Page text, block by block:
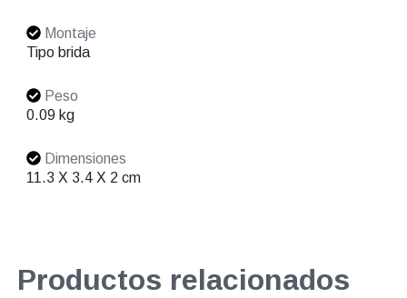
Montaje
Tipo brida
Peso
0.09 kg
Dimensiones
11.3 X 3.4 X 2 cm
Productos relacionados